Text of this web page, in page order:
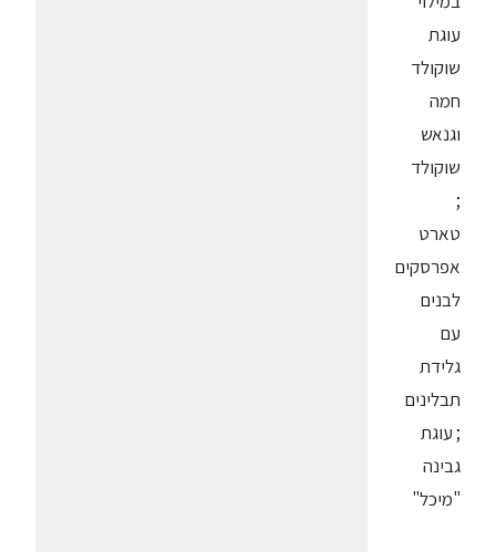
עוגת
שוקולד
חמה
וגנאש
שוקולד
;
טארט
אפרסקים
לבנים
עם
גלידת
תבלינים
; עוגת
גבינה
"מיכל"